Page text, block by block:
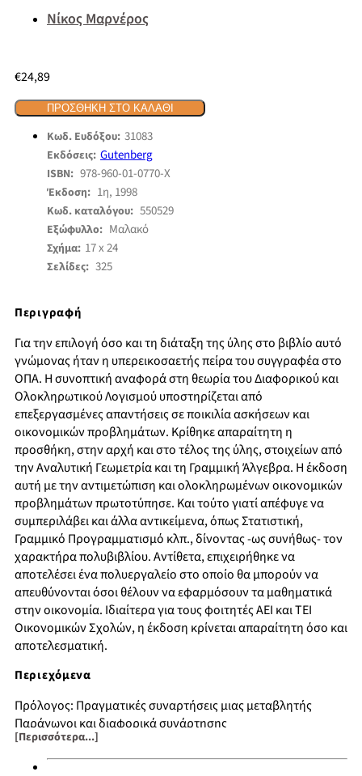
Νίκος Μαρνέρος
€24,89
ΠΡΟΣΘΉΚΗ ΣΤΟ ΚΑΛΆΘΙ
Κωδ. Ευδόξου: 31083
Εκδόσεις: Gutenberg
ISBN: 978-960-01-0770-Χ
Έκδοση: 1η, 1998
Κωδ. καταλόγου: 550529
Εξώφυλλο: Μαλακό
Σχήμα: 17 x 24
Σελίδες: 325
Περιγραφή
Για την επιλογή όσο και τη διάταξη της ύλης στο βιβλίο αυτό
γνώμονας ήταν η υπερεικοσαετής πείρα του συγγραφέα στο
ΟΠΑ. Η συνοπτική αναφορά στη θεωρία του Διαφορικού και
Ολοκληρωτικού Λογισμού υποστηρίζεται από
επεξεργασμένες απαντήσεις σε ποικιλία ασκήσεων και
οικονομικών προβλημάτων. Κρίθηκε απαραίτητη η
προσθήκη, στην αρχή και στο τέλος της ύλης, στοιχείων από
την Αναλυτική Γεωμετρία και τη Γραμμική Άλγεβρα. Η έκδοση
αυτή με την αντιμετώπιση και ολοκληρωμένων οικονομικών
προβλημάτων πρωτοτύπησε. Και τούτο γιατί απέφυγε να
συμπεριλάβει και άλλα αντικείμενα, όπως Στατιστική,
Γραμμικό Προγραμματισμό κλπ., δίνοντας -ως συνήθως- τον
χαρακτήρα πολυβιβλίου. Αντίθετα, επιχειρήθηκε να
αποτελέσει ένα πολυεργαλείο στο οποίο θα μπορούν να
απευθύνονται όσοι θέλουν να εφαρμόσουν τα μαθηματικά
στην οικονομία. Ιδιαίτερα για τους φοιτητές ΑΕΙ και ΤΕΙ
Οικονομικών Σχολών, η έκδοση κρίνεται απαραίτητη όσο και
αποτελεσματική.
Περιεχόμενα
Πρόλογος: Πραγματικές συναρτήσεις μιας μεταβλητής
Παράγωγοι και διαφορικά συνάρτησης
Προσέγγιση-εκτίμηση
Μελέτη συνάρτησης
[Περισσότερα...]